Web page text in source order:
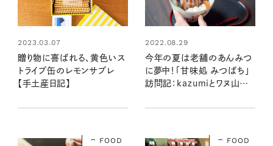
2023.03.07
贈り物に喜ばれる、黄色いス
トライプ缶のレモンサブレ
【手土産日記】
2022.08.29
今年の夏は老舗のあんみつ
に夢中！「甘味処 みつばち」
訪問記：kazumiとワヌ山の
FOOD FOOD